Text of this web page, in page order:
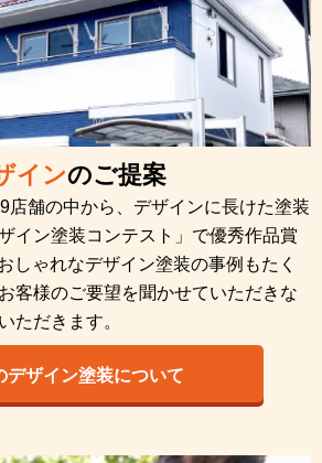
インのご提案
店舗の中から、デザインに長けた塗装
イン塗装コンテスト」で優秀作品賞
しゃれなデザイン塗装の事例もたく
客様のご要望を聞かせていただきな
ただきます。
デザイン塗装について